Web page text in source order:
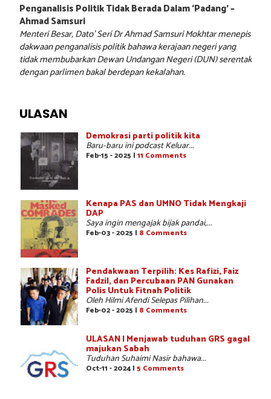
Penganalisis Politik Tidak Berada Dalam ‘Padang’ –
Ahmad Samsuri
Menteri Besar, Dato’ Seri Dr Ahmad Samsuri Mokhtar menepis
dakwaan penganalisis politik bahawa kerajaan negeri yang
tidak membubarkan Dewan Undangan Negeri (DUN) serentak
dengan parlimen bakal berdepan kekalahan.
ULASAN
Demokrasi parti politik kita
Baru-baru ini podcast Keluar...
Feb-15 - 2025 | 11 Comments
Kenapa PAS dan UMNO Tidak Mengkaji
DAP
Saya ingin mengajak bijak pandai,...
Feb-03 - 2025 | 8 Comments
Pendakwaan Terpilih: Kes Rafizi, Faiz
Fadzil, dan Percubaan PAN Gunakan
Polis Untuk Fitnah Politik
Oleh Hilmi Afendi Selepas Pilihan...
Feb-02 - 2025 | 8 Comments
ULASAN | Menjawab tuduhan GRS gagal
majukan Sabah
Tuduhan Suhaimi Nasir bahawa...
Oct-11 - 2024 | 5 Comments